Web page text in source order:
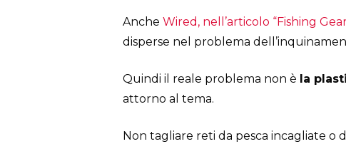
Anche Wired, nell’articolo “Fishing
disperse nel problema
Quindi il reale problema non è la
attorno al tema.
Non tagliare reti da pesca incagliate o